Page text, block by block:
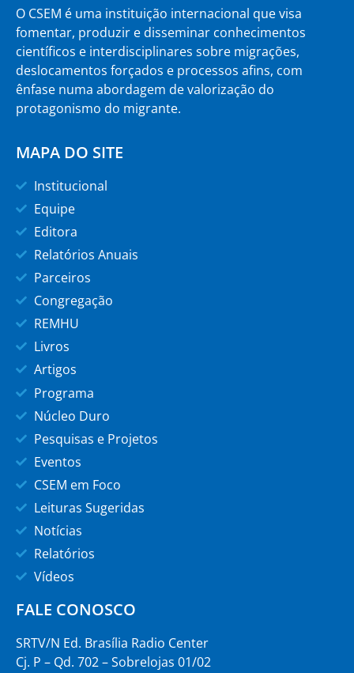
O CSEM é uma instituição internacional que visa
fomentar, produzir e disseminar conhecimentos
científicos e interdisciplinares sobre migrações,
deslocamentos forçados e processos afins, com
ênfase numa abordagem de valorização do
protagonismo do migrante.
MAPA DO SITE
Institucional
Equipe
Editora
Relatórios Anuais
Parceiros
Congregação
REMHU
Livros
Artigos
Programa
Núcleo Duro
Pesquisas e Projetos
Eventos
CSEM em Foco
Leituras Sugeridas
Notícias
Relatórios
Vídeos
FALE CONOSCO
SRTV/N Ed. Brasília Radio Center
Cj. P – Qd. 702 – Sobrelojas 01/02